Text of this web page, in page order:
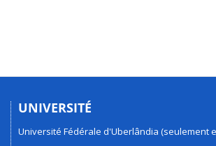
UNIVERSITÉ
Université Fédérale d'Uberlândia (seulement